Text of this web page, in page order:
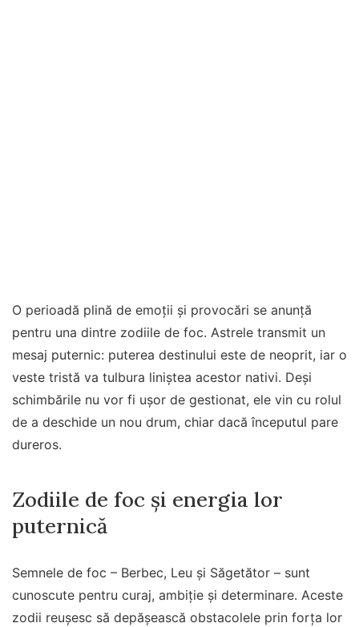
O perioadă plină de emoții și provocări se anunță
pentru una dintre zodiile de foc. Astrele transmit un
mesaj puternic: puterea destinului este de neoprit, iar o
veste tristă va tulbura liniștea acestor nativi. Deși
schimbările nu vor fi ușor de gestionat, ele vin cu rolul
de a deschide un nou drum, chiar dacă începutul pare
dureros.
Zodiile de foc și energia lor
puternică
Semnele de foc – Berbec, Leu și Săgetător – sunt
cunoscute pentru curaj, ambiție și determinare. Aceste
zodii reușesc să depășească obstacolele prin forța lor